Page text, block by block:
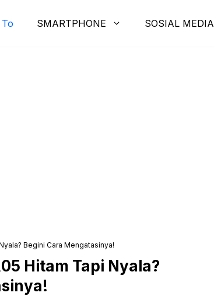
SMARTPHONE SOSIAL MEDIA
Begini Cara Mengatasinya!
Hitam Tapi Nyala?